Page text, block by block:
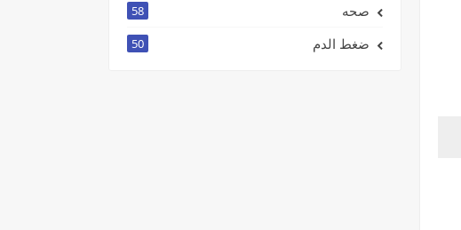
صحه 58
ضغط الدم 50